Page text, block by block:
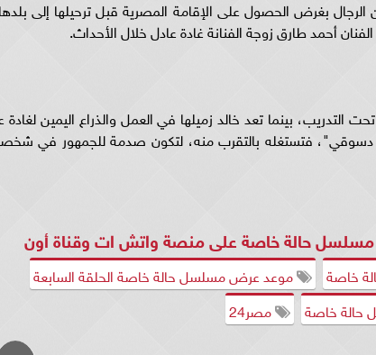
بغرض الحصول على الإقامة المصرية قبل ترحيلها إلى
أحمد طارق زوجة الفنانة غادة عادل خلال الأحداث.
التدريب، بينما تعد خالد زميلها في العمل والذراع اليمين
فتستغله بالتقرب منه، لتكون صدمة للجمهور في
حالة خاصة على منصة واتش ات وقناة أون
خاصة
موعد عرض مسلسل حالة خاصة الحلقة السابعة
حالة خاصة
مصر24